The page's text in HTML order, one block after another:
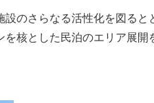
のさらなる活性化を図ると
核とした民泊のエリア展開